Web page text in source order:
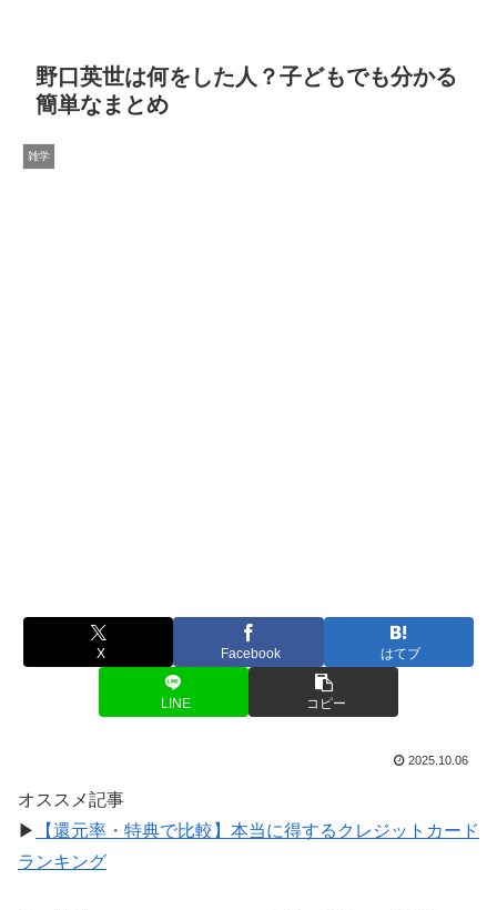
野口英世は何をした人？子どもでも分かる
簡単なまとめ
雑学
X Facebook はてブ
LINE コピー
2025.10.06
オススメ記事
▶
【還元率・特典で比較】本当に得するクレジットカード
ランキング